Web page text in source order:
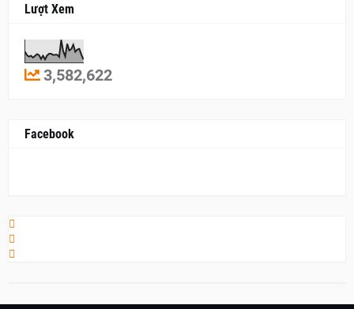
Lượt Xem
3,582,622
Facebook